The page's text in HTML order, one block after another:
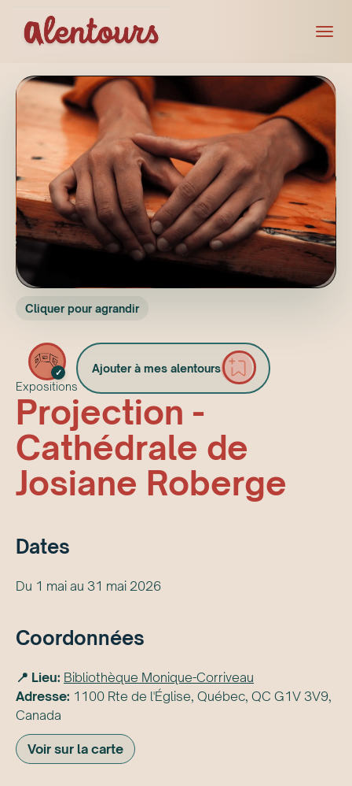
Cliquer pour agrandir
✓
Expositions
Ajouter à mes alentours
Projection -
Cathédrale de
Josiane Roberge
Dates
Du 1 mai au 31 mai 2026
Coordonnées
📍 Lieu: Bibliothèque Monique-Corriveau
Adresse: 1100 Rte de l'Église, Québec, QC G1V 3V9,
Canada
Voir sur la carte